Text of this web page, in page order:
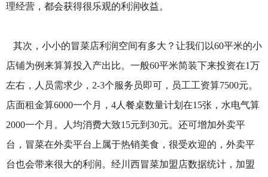
理经营，都会获得很乐观的利润收益。
其次，小小的冒菜店利润空间有多大？让我们以60平米的小
店铺为例来算算投入产出比。一般60平米简装下来投资在1万
左右，人员需求少，2-3个服务员即可，员工工资算7500元。
店面租金算6000一个月，4人餐桌数量计划在15张，水电气算
2000一个月。人均消费大致15元到30元。还可增加外卖平
台，冒菜在外卖平台上属于热销美食，很受欢迎的，外卖平
台也会带来很大的利润。经川西冒菜加盟店数据统计，加盟